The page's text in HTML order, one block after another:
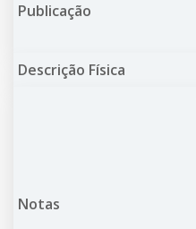
Publicação
Descrição Física
Notas